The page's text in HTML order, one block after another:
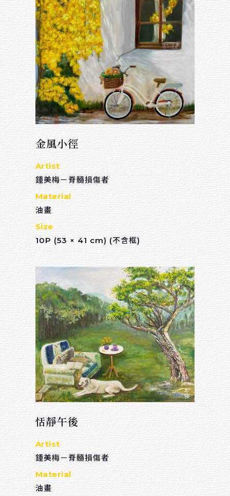
金風小徑
Artist
鍾美梅－脊髓損傷者
Material
油畫
Size
10P (53 × 41 cm) (不含框)
恬靜午後
Artist
鍾美梅－脊髓損傷者
Material
油畫